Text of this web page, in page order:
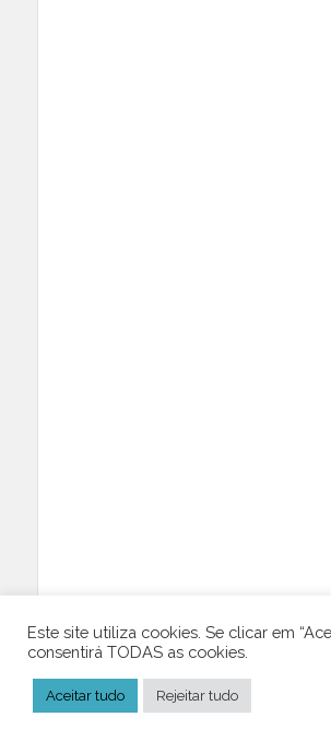
Este site utiliza cookies. Se clicar em
consentirá TODAS as cookies.
Aceitar tudo Rejeitar tudo